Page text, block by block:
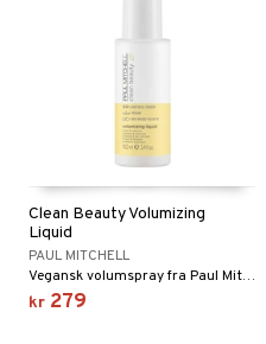
Clean Beauty Volumizing
Liquid
PAUL MITCHELL
Vegansk volumspray fra Paul Mitchell
kr 279